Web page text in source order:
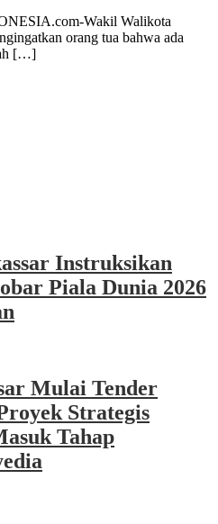
Wakil Walikota
orang tua bahwa ada
[…]
Instruksikan
Piala Dunia 2026
Mulai Tender
Strategis
Tahap